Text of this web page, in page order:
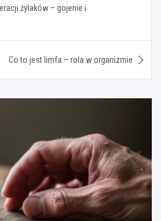
żylaków – gojenie i
Co to jest limfa – rola w organizmie